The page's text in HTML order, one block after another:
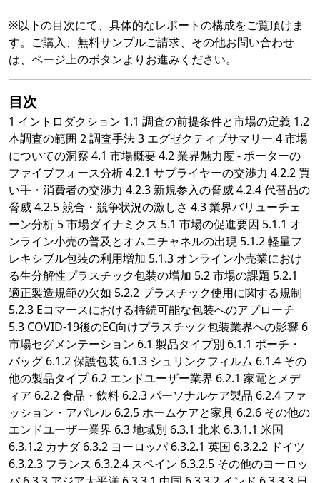
※以下の目次にて、具体的なレポートの構成をご覧頂けま
す。ご購入、無料サンプルご請求、その他お問い合わせ
は、ページ上のボタンよりお進みください。
目次
1 イントロダクション 1.1 調査の前提条件と市場の定義 1.2
本調査の範囲 2 調査手法 3 エグゼクティブサマリー 4 市場
についての洞察 4.1 市場概要 4.2 業界魅力度 - ポーターの
ファイブフォース分析 4.2.1 サプライヤーの交渉力 4.2.2 買
い手・消費者の交渉力 4.2.3 新規参入の脅威 4.2.4 代替品の
脅威 4.2.5 競合・競争状況の激しさ 4.3 業界バリューチェ
ーン分析 5 市場ダイナミクス 5.1 市場の促進要因 5.1.1 オ
ンライン小売の普及とオムニチャネルの出現 5.1.2 軽量フ
レキシブル包装の利用増加 5.1.3 オンライン小売業におけ
る生分解性プラスチック包装の増加 5.2 市場の課題 5.2.1
適正製造規範の欠如 5.2.2 プラスチック使用に関する規制
5.2.3 Eコマースにおける持続可能な包装へのアプローチ
5.3 COVID-19後のEC向けプラスチック包装業界への影響 6
市場セグメンテーション 6.1 製品タイプ別 6.1.1 ポーチ・
バッグ 6.1.2 保護包装 6.1.3 シュリンクフィルム 6.1.4 その
他の製品タイプ 6.2 エンドユーザー業界 6.2.1 家電とメデ
ィア 6.2.2 食品・飲料 6.2.3 パーソナルケア製品 6.2.4 ファ
ッション・アパレル 6.2.5 ホームケアと家具 6.2.6 その他の
エンドユーザー業界 6.3 地域別 6.3.1 北米 6.3.1.1 米国
6.3.1.2 カナダ 6.3.2 ヨーロッパ 6.3.2.1 英国 6.3.2.2 ドイツ
6.3.2.3 フランス 6.3.2.4 スペイン 6.3.2.5 その他のヨーロッ